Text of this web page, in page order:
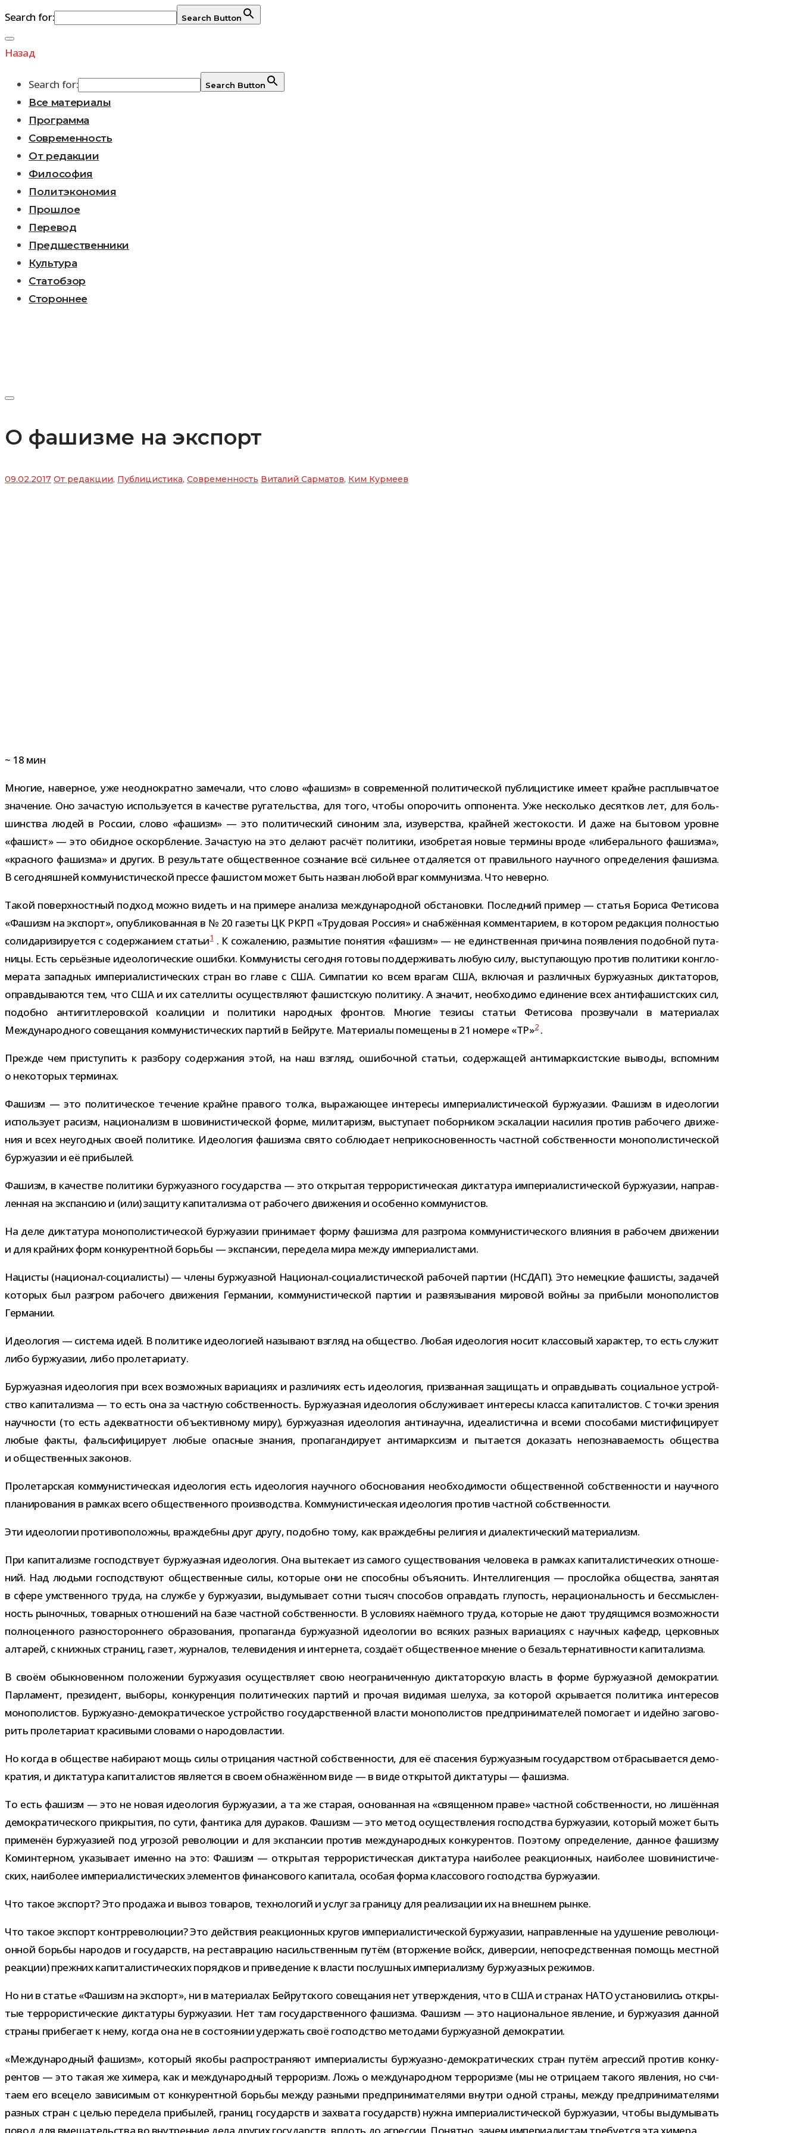
Search for: Search Button
Перейти
к
Назад
Search for: Search Button
Все материалы
Программа
Современность
От редакции
Философия
Политэкономия
Прошлое
Перевод
Предшественники
Культура
Статобзор
Стороннее
О фашизме на экспорт
09.02.2017 От редакции, Публицистика, Современность Виталий Сарматов, Ким Курмеев
~ 18 мин
Многие, навер­ное, уже неод­но­кратно заме­чали, что слово «фашизм» в совре­мен­ной поли­ти­че­ской пуб­ли­ци­стике имеет крайне рас­плыв­ча­тое
зна­че­ние. Оно зача­стую исполь­зу­ется в каче­стве руга­тель­ства, для того, чтобы опо­ро­чить оппо­нента. Уже несколько десят­ков лет, для боль­
шин­ства людей в России, слово «фашизм» — это поли­ти­че­ский сино­ним зла, изу­вер­ства, край­ней жесто­ко­сти. И даже на быто­вом уровне
«фашист» — это обид­ное оскорб­ле­ние. Зачастую на это делают рас­чёт поли­тики, изоб­ре­тая новые тер­мины вроде «либе­раль­ного фашизма»,
«крас­ного фашизма» и дру­гих. В резуль­тате обще­ствен­ное созна­ние всё силь­нее отда­ля­ется от пра­виль­ного науч­ного опре­де­ле­ния фашизма.
В сего­дняш­ней ком­му­ни­сти­че­ской прессе фаши­стом может быть назван любой враг ком­му­низма. Что неверно.
Такой поверх­ност­ный под­ход можно видеть и на при­мере ана­лиза меж­ду­на­род­ной обста­новки. Последний при­мер — ста­тья Бориса Фетисова
«Фашизм на экс­порт», опуб­ли­ко­ван­ная в № 20 газеты ЦК РКРП «Трудовая Россия» и снаб­жён­ная ком­мен­та­рием, в кото­ром редак­ция пол­но­стью
соли­да­ри­зи­ру­ется с содер­жа­нием ста­тьи1. К сожа­ле­нию, раз­мы­тие поня­тия «фашизм» — не един­ствен­ная при­чина появ­ле­ния подоб­ной пута­
ницы. Есть серьёз­ные идео­ло­ги­че­ские ошибки. Коммунисты сего­дня готовы под­дер­жи­вать любую силу, высту­па­ю­щую про­тив поли­тики кон­гло­
ме­рата запад­ных импе­ри­а­ли­сти­че­ских стран во главе с США. Симпатии ко всем вра­гам США, вклю­чая и раз­лич­ных бур­жу­аз­ных дик­та­то­ров,
оправ­ды­ва­ются тем, что США и их сател­литы осу­ществ­ляют фашист­скую поли­тику. А зна­чит, необ­хо­димо еди­не­ние всех анти­фа­шист­ских сил,
подобно анти­гит­ле­ров­ской коа­ли­ции и поли­тики народ­ных фрон­тов. Многие тезисы ста­тьи Фетисова про­зву­чали в мате­ри­а­лах
Международного сове­ща­ния ком­му­ни­сти­че­ских пар­тий в Бейруте. Материалы поме­щены в 21 номере «ТР»2.
Прежде чем при­сту­пить к раз­бору содер­жа­ния этой, на наш взгляд, оши­боч­ной ста­тьи, содер­жа­щей анти­марк­сист­ские выводы, вспом­ним
о неко­то­рых терминах.
Фашизм — это поли­ти­че­ское тече­ние крайне пра­вого толка, выра­жа­ю­щее инте­ресы импе­ри­а­ли­сти­че­ской бур­жу­а­зии. Фашизм в идео­ло­гии
исполь­зует расизм, наци­о­на­лизм в шови­ни­сти­че­ской форме, мили­та­ризм, высту­пает побор­ни­ком эска­ла­ции наси­лия про­тив рабо­чего дви­же­
ния и всех неугод­ных своей поли­тике. Идеология фашизма свято соблю­дает непри­кос­но­вен­ность част­ной соб­ствен­но­сти моно­по­ли­сти­че­ской
бур­жу­а­зии и её прибылей.
Фашизм, в каче­стве поли­тики бур­жу­аз­ного госу­дар­ства — это откры­тая тер­ро­ри­сти­че­ская дик­та­тура импе­ри­а­ли­сти­че­ской бур­жу­а­зии, направ­
лен­ная на экс­пан­сию и (или) защиту капи­та­лизма от рабо­чего дви­же­ния и осо­бенно коммунистов.
На деле дик­та­тура моно­по­ли­сти­че­ской бур­жу­а­зии при­ни­мает форму фашизма для раз­грома ком­му­ни­сти­че­ского вли­я­ния в рабо­чем дви­же­нии
и для край­них форм кон­ку­рент­ной борьбы — экс­пан­сии, пере­дела мира между империалистами.
Нацисты (национал-​социалисты) — члены бур­жу­аз­ной Национал-​социалистической рабо­чей пар­тии (НСДАП). Это немец­кие фаши­сты, зада­чей
кото­рых был раз­гром рабо­чего дви­же­ния Германии, ком­му­ни­сти­че­ской пар­тии и раз­вя­зы­ва­ния миро­вой войны за при­были моно­по­ли­стов
Германии.
Идеология — система идей. В поли­тике идео­ло­гией назы­вают взгляд на обще­ство. Любая идео­ло­гия носит клас­со­вый харак­тер, то есть слу­жит
либо бур­жу­а­зии, либо пролетариату.
Буржуазная идео­ло­гия при всех воз­мож­ных вари­а­циях и раз­ли­чиях есть идео­ло­гия, при­зван­ная защи­щать и оправ­ды­вать соци­аль­ное устрой­
ство капи­та­лизма — то есть она за част­ную соб­ствен­ность. Буржуазная идео­ло­гия обслу­жи­вает инте­ресы класса капи­та­ли­стов. С точки зре­ния
науч­но­сти (то есть адек­ват­но­сти объ­ек­тив­ному миру), бур­жу­аз­ная идео­ло­гия анти­на­учна, иде­а­ли­стична и всеми спо­со­бами мисти­фи­ци­рует
любые факты, фаль­си­фи­ци­рует любые опас­ные зна­ния, про­па­ган­ди­рует анти­марк­сизм и пыта­ется дока­зать непо­зна­ва­е­мость обще­ства
и обще­ствен­ных законов.
Пролетарская ком­му­ни­сти­че­ская идео­ло­гия есть идео­ло­гия науч­ного обос­но­ва­ния необ­хо­ди­мо­сти обще­ствен­ной соб­ствен­но­сти и науч­ного
пла­ни­ро­ва­ния в рам­ках всего обще­ствен­ного про­из­вод­ства. Коммунистическая идео­ло­гия про­тив част­ной собственности.
Эти идео­ло­гии про­ти­во­по­ложны, враж­дебны друг другу, подобно тому, как враж­дебны рели­гия и диа­лек­ти­че­ский материализм.
При капи­та­лизме гос­под­ствует бур­жу­аз­ная идео­ло­гия. Она выте­кает из самого суще­ство­ва­ния чело­века в рам­ках капи­та­ли­сти­че­ских отно­ше­
ний. Над людьми гос­под­ствуют обще­ствен­ные силы, кото­рые они не спо­собны объ­яс­нить. Интеллигенция — про­слойка обще­ства, заня­тая
в сфере умствен­ного труда, на службе у бур­жу­а­зии, выду­мы­вает сотни тысяч спо­со­бов оправ­дать глу­пость, нера­ци­о­наль­ность и бес­смыс­лен­
ность рыноч­ных, товар­ных отно­ше­ний на базе част­ной соб­ствен­но­сти. В усло­виях наём­ного труда, кото­рые не дают тру­дя­щимся воз­мож­но­сти
пол­но­цен­ного раз­но­сто­рон­него обра­зо­ва­ния, про­па­ганда бур­жу­аз­ной идео­ло­гии во вся­ких раз­ных вари­а­циях с науч­ных кафедр, цер­ков­ных
алта­рей, с книж­ных стра­ниц, газет, жур­на­лов, теле­ви­де­ния и интер­нета, создаёт обще­ствен­ное мне­ние о без­аль­тер­на­тив­но­сти капитализма.
В своём обык­но­вен­ном поло­же­нии бур­жу­а­зия осу­ществ­ляет свою неогра­ни­чен­ную дик­та­тор­скую власть в форме бур­жу­аз­ной демо­кра­тии.
Парламент, пре­зи­дент, выборы, кон­ку­рен­ция поли­ти­че­ских пар­тий и про­чая види­мая шелуха, за кото­рой скры­ва­ется поли­тика инте­ре­сов
моно­по­ли­стов. Буржуазно-​демократическое устрой­ство госу­дар­ствен­ной вла­сти моно­по­ли­стов пред­при­ни­ма­те­лей помо­гает и идейно заго­во­
рить про­ле­та­риат кра­си­выми сло­вами о народовластии.
Но когда в обще­стве наби­рают мощь силы отри­ца­ния част­ной соб­ствен­но­сти, для её спа­се­ния бур­жу­аз­ным госу­дар­ством отбра­сы­ва­ется демо­
кра­тия, и дик­та­тура капи­та­ли­стов явля­ется в своем обна­жён­ном виде — в виде откры­той дик­та­туры — фашизма.
То есть фашизм — это не новая идео­ло­гия бур­жу­а­зии, а та же ста­рая, осно­ван­ная на «свя­щен­ном праве» част­ной соб­ствен­но­сти, но лишён­ная
демо­кра­ти­че­ского при­кры­тия, по сути, фан­тика для дура­ков. Фашизм — это метод осу­ществ­ле­ния гос­под­ства бур­жу­а­зии, кото­рый может быть
при­ме­нён бур­жу­а­зией под угро­зой рево­лю­ции и для экс­пан­сии про­тив меж­ду­на­род­ных кон­ку­рен­тов. Поэтому опре­де­ле­ние, дан­ное фашизму
Коминтерном, ука­зы­вает именно на это: Фашизм — откры­тая тер­ро­ри­сти­че­ская дик­та­тура наи­бо­лее реак­ци­он­ных, наи­бо­лее шови­ни­сти­че­
ских, наи­бо­лее импе­ри­а­ли­сти­че­ских эле­мен­тов финан­со­вого капи­тала, осо­бая форма клас­со­вого гос­под­ства буржуазии.
Что такое экс­порт? Это про­дажа и вывоз това­ров, тех­но­ло­гий и услуг за гра­ницу для реа­ли­за­ции их на внеш­нем рынке.
Что такое экс­порт контр­ре­во­лю­ции? Это дей­ствия реак­ци­он­ных кру­гов импе­ри­а­ли­сти­че­ской бур­жу­а­зии, направ­лен­ные на уду­ше­ние рево­лю­ци­
он­ной борьбы наро­дов и госу­дарств, на рестав­ра­цию насиль­ствен­ным путём (втор­же­ние войск, дивер­сии, непо­сред­ствен­ная помощь мест­ной
реак­ции) преж­них капи­та­ли­сти­че­ских поряд­ков и при­ве­де­ние к вла­сти послуш­ных импе­ри­а­лизму бур­жу­аз­ных режимов.
Но ни в ста­тье «Фашизм на экс­порт», ни в мате­ри­а­лах Бейрутского сове­ща­ния нет утвер­жде­ния, что в США и стра­нах НАТО уста­но­ви­лись откры­
тые тер­ро­ри­сти­че­ские дик­та­туры бур­жу­а­зии. Нет там госу­дар­ствен­ного фашизма. Фашизм — это наци­о­наль­ное явле­ние, и бур­жу­а­зия дан­ной
страны при­бе­гает к нему, когда она не в состо­я­нии удер­жать своё гос­под­ство мето­дами бур­жу­аз­ной демократии.
«Международный фашизм», кото­рый якобы рас­про­стра­няют импе­ри­а­ли­сты буржуазно-​демократических стран путём агрес­сий про­тив кон­ку­
рен­тов — это такая же химера, как и меж­ду­на­род­ный тер­ро­ризм. Ложь о меж­ду­на­род­ном тер­ро­ризме (мы не отри­цаем такого явле­ния, но счи­
таем его все­цело зави­си­мым от кон­ку­рент­ной борьбы между раз­ными пред­при­ни­ма­те­лями внутри одной страны, между пред­при­ни­ма­те­лями
раз­ных стран с целью пере­дела при­бы­лей, гра­ниц госу­дарств и захвата госу­дарств) нужна импе­ри­а­ли­сти­че­ской бур­жу­а­зии, чтобы выду­мы­вать